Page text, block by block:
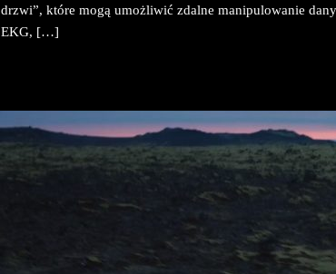
drzwi”, które mogą umożliwić zdalne manipulowanie
EKG, […]